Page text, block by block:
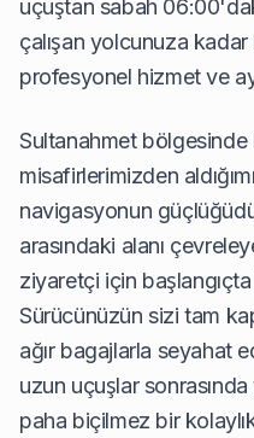
uçuştan sabah
çalışan yolcunuza kadar
profesyonel hizmet ve
Sultanahmet
misafirlerimizden
navigasyonun
arasındaki alanı
ziyaretçi için başlangıçta
Sürücünüzün sizi tam
ağır bagajlarla seyahat
uzun uçuşlar
paha biçilmez bir